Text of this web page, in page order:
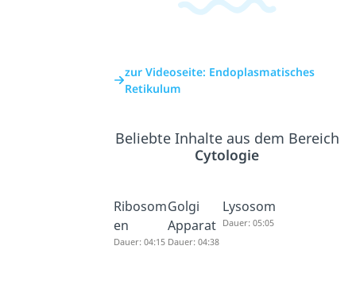
zur Videoseite: Endoplasmatisches
Retikulum
Beliebte Inhalte aus dem Bereich
Cytologie
Ribosom
en
Dauer: 04:15
Golgi
Apparat
Dauer: 04:38
Lysosom
Dauer: 05:05